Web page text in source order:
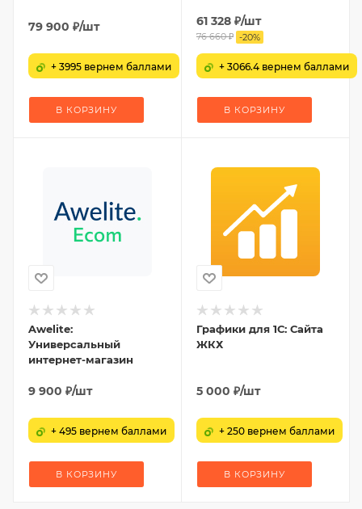
спецификаций,
заявками и КП
79 900 ₽/шт
+ 3995 вернем баллами
В КОРЗИНУ
61 328 ₽/шт
76 660₽ -20%
+ 3066.4 вернем баллами
В КОРЗИНУ
Awelite:
Универсальный
интернет-магазин
9 900 ₽/шт
+ 495 вернем баллами
В КОРЗИНУ
Графики для 1С: Сайта
ЖКХ
5 000 ₽/шт
+ 250 вернем баллами
В КОРЗИНУ